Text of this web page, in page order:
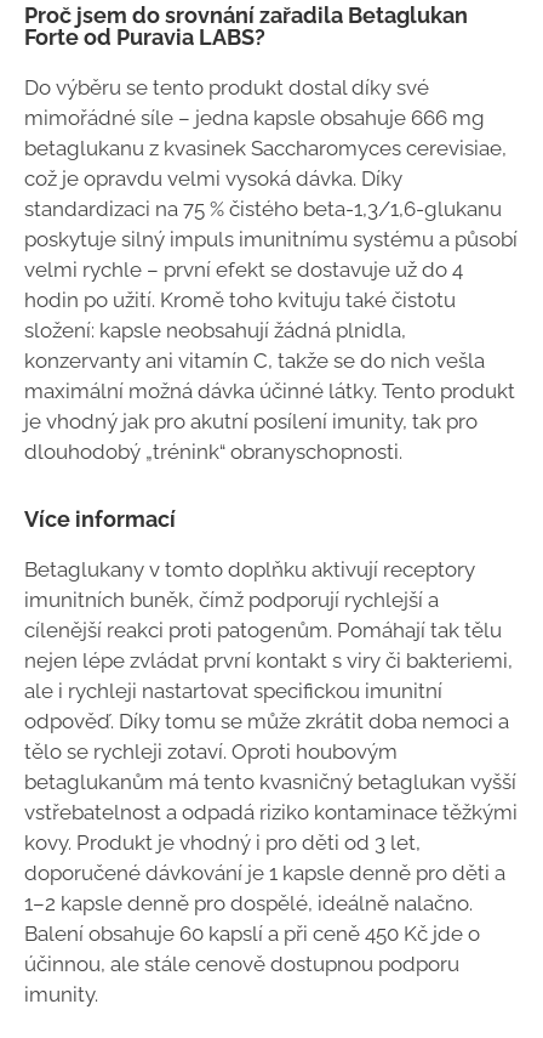
Proč jsem do srovnání zařadila Betaglukan
Forte od Puravia LABS?
Do výběru se tento produkt dostal díky své
mimořádné síle – jedna kapsle obsahuje 666 mg
betaglukanu z kvasinek Saccharomyces cerevisiae,
což je opravdu velmi vysoká dávka. Díky
standardizaci na 75 % čistého beta-1,3/1,6-glukanu
poskytuje silný impuls imunitnímu systému a působí
velmi rychle – první efekt se dostavuje už do 4
hodin po užití. Kromě toho kvituju také čistotu
složení: kapsle neobsahují žádná plnidla,
konzervanty ani vitamín C, takže se do nich vešla
maximální možná dávka účinné látky. Tento produkt
je vhodný jak pro akutní posílení imunity, tak pro
dlouhodobý „trénink“ obranyschopnosti.
Více informací
Betaglukany v tomto doplňku aktivují receptory
imunitních buněk, čímž podporují rychlejší a
cílenější reakci proti patogenům. Pomáhají tak tělu
nejen lépe zvládat první kontakt s viry či bakteriemi,
ale i rychleji nastartovat specifickou imunitní
odpověď. Díky tomu se může zkrátit doba nemoci a
tělo se rychleji zotaví. Oproti houbovým
betaglukanům má tento kvasničný betaglukan vyšší
vstřebatelnost a odpadá riziko kontaminace těžkými
kovy. Produkt je vhodný i pro děti od 3 let,
doporučené dávkování je 1 kapsle denně pro děti a
1–2 kapsle denně pro dospělé, ideálně nalačno.
Balení obsahuje 60 kapslí a při ceně 450 Kč jde o
účinnou, ale stále cenově dostupnou podporu
imunity.